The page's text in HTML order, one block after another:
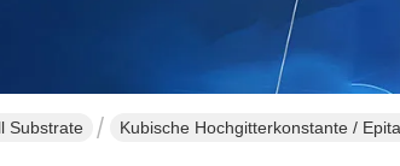
Substrate Kubische Hochgitterkonstante /